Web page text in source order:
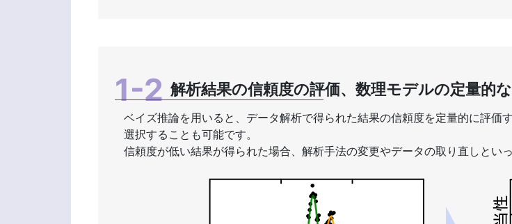
解析結果の信頼度の評価、数理モデルの定量的
ベイズ推論を用いると、データ解析で得られた結果の信頼度を定量的に評価
選択することも可能です。
信頼度が低い結果が得られた場合、解析手法の変更やデータの取り直しとい